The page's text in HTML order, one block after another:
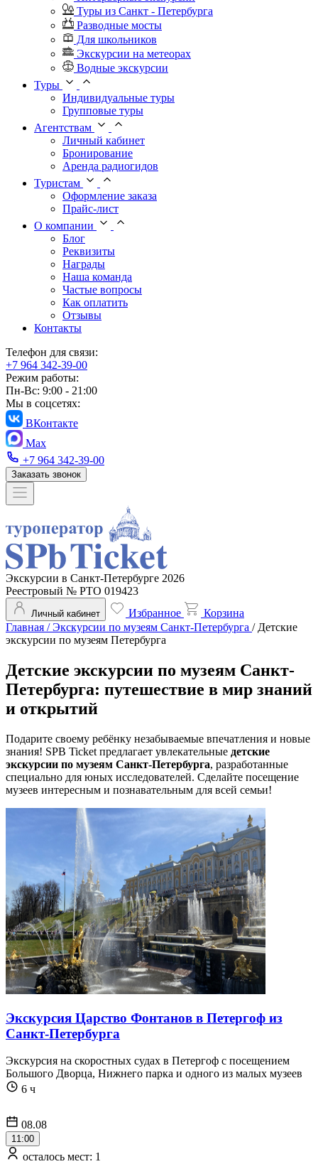
Туры из Санкт - Петербурга
Разводные мосты
Для школьников
Экскурсии на метеорах
Водные экскурсии
Туры
Индивидуальные туры
Групповые туры
Агентствам
Личный кабинет
Бронирование
Аренда радиогидов
Туристам
Оформление заказа
Прайс-лист
О компании
Блог
Реквизиты
Награды
Наша команда
Частые вопросы
Как оплатить
Отзывы
Контакты
Телефон для связи:
+7 964 342-39-00
Режим работы:
Пн-Вс: 9:00 - 21:00
Мы в соцсетях:
ВКонтакте
Max
+7 964 342-39-00
Заказать звонок
Экскурсии в Санкт-Петербурге 2026
Реестровый № РТО 019423
Личный кабинет Избранное
Корзина
Главная /Экскурсии по музеям Санкт-Петербурга / Детские
экскурсии по музеям Петербурга
Детские экскурсии по музеям Санкт-
Петербурга: путешествие в мир знаний
и открытий
Подарите своему ребёнку незабываемые впечатления и новые
знания! SPB Ticket предлагает увлекательные детские
экскурсии по музеям Санкт-Петербурга, разработанные
специально для юных исследователей. Сделайте посещение
музеев интересным и познавательным для всей семьи!
Экскурсия Царство Фонтанов в Петергоф из
Санкт-Петербурга
Экскурсия на скоростных судах в Петергоф с посещением
Большого Дворца, Нижнего парка и одного из малых музеев
6 ч
08.08
11:00
осталось мест: 1